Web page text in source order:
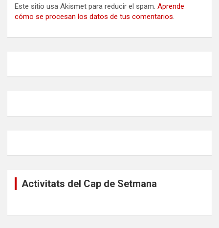
Este sitio usa Akismet para reducir el spam. Aprende
cómo se procesan los datos de tus comentarios.
Activitats del Cap de Setmana